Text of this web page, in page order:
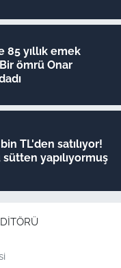
85 yıllık emek
ömrü Onar
TL'den satılıyor!
yapılıyormuş